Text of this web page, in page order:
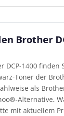
Brother
DCP-1400 finden
Toner der
als
Alternative.
mit aktuellem